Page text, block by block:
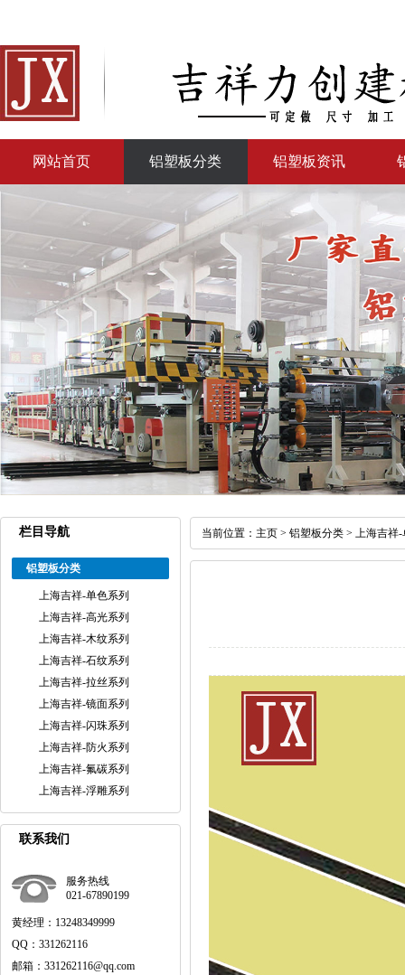
网站首页 铝塑板分类 铝塑板资讯
栏目导航
铝塑板分类
上海吉祥-单色系列
上海吉祥-高光系列
上海吉祥-木纹系列
上海吉祥-石纹系列
上海吉祥-拉丝系列
上海吉祥-镜面系列
上海吉祥-闪珠系列
上海吉祥-防火系列
上海吉祥-氟碳系列
上海吉祥-浮雕系列
联系我们
服务热线
021-67890199
黄经理：13248349999
QQ：331262116
邮箱：331262116@qq.com
当前位置： 主页 > 铝塑板分类 > 上海吉祥